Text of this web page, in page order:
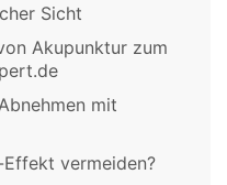
Sicht
Akupunktur zum
mit
vermeiden?